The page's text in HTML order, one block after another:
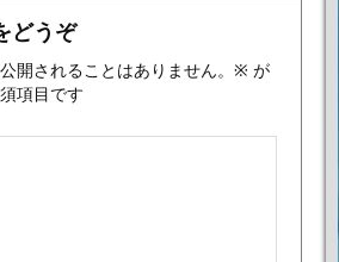
どうぞ
開されることはありません。 ※ が
項目です